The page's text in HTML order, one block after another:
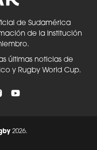
de Sudamérica
de la Institución
últimas noticias de
y Rugby World Cup.
2026.